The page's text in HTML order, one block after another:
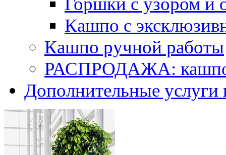
Кашпо с
Кашпо ручной работы
РАСПРОДАЖА: кашпо
Дополнительные услуги